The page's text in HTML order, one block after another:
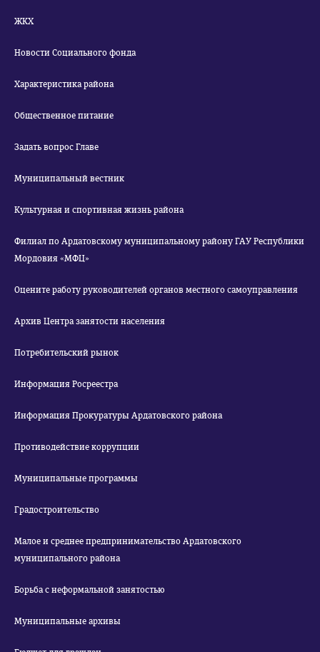
ЖКХ
Новости Социального фонда
Характеристика района
Общественное питание
Задать вопрос Главе
Муниципальный вестник
Культурная и спортивная жизнь района
Филиал по Ардатовскому муниципальному району ГАУ Республики
Мордовия «МФЦ»
Оцените работу руководителей органов местного самоуправления
Архив Центра занятости населения
Потребительский рынок
Информация Росреестра
Информация Прокуратуры Ардатовского района
Противодействие коррупции
Муниципальные программы
Градостроительство
Малое и среднее предпринимательство Ардатовского
муниципального района
Борьба с неформальной занятостью
Муниципальные архивы